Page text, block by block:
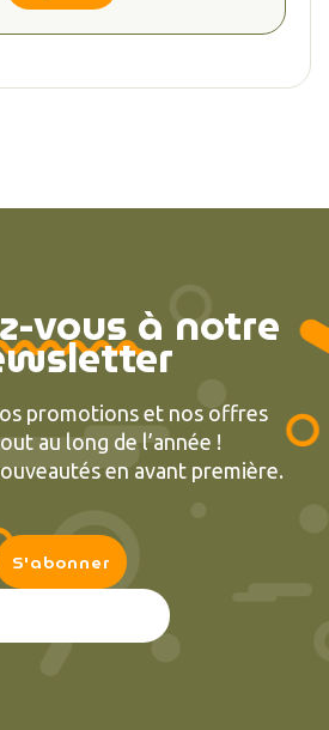
vous à notre
promotions et nos offres
au long de l’année !
en avant première.